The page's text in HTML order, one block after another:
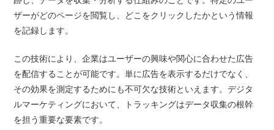
ザーがどのページを閲覧し、どこをクリックしたかという情報
を記録します。
この技術により、企業はユーザーの興味や関心に合わせた広告
を配信することが可能です。単に広告を表示するだけでなく、
その効果を測定するためにも不可欠な技術といえます。デジタ
ルマーケティングにおいて、トラッキングはデータ収集の根幹
を担う重要な要素です。